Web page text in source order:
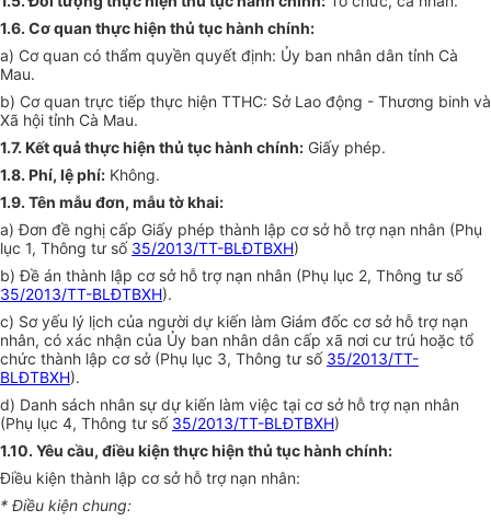
1.6. Cơ quan thực hiện thủ tục hành chính:
a) Cơ quan có thẩm quyền quyết định: Ủy ban nhân dân tỉnh Cà
Mau.
b) Cơ quan trực tiếp thực hiện TTHC: Sở Lao động - Thương binh và
Xã hội tỉnh Cà Mau.
1.7. Kết quả thực hiện thủ tục hành chính: Giấy phép.
1.8. Phí, lệ phí: Không.
1.9. Tên mẫu đơn, mẫu tờ khai:
a) Đơn đề nghị cấp Giấy phép thành lập cơ sở hỗ trợ nạn nhân (Phụ
lục 1, Thông tư số 35/2013/TT-BLĐTBXH)
b) Đề án thành lập cơ sở hỗ trợ nạn nhân (Phụ lục 2, Thông tư số
35/2013/TT-BLĐTBXH).
c) Sơ yếu lý lịch của người dự kiến làm Giám đốc cơ sở hỗ trợ nạn
nhân, có xác nhận của Ủy ban nhân dân cấp xã nơi cư trú hoặc tổ
chức thành lập cơ sở (Phụ lục 3, Thông tư số 35/2013/TT-
BLĐTBXH).
d) Danh sách nhân sự dự kiến làm việc tại cơ sở hỗ trợ nạn nhân
(Phụ lục 4, Thông tư số 35/2013/TT-BLĐTBXH)
1.10. Yêu cầu, điều kiện thực hiện thủ tục hành chính:
Điều kiện thành lập cơ sở hỗ trợ nạn nhân:
* Điều kiện chung: